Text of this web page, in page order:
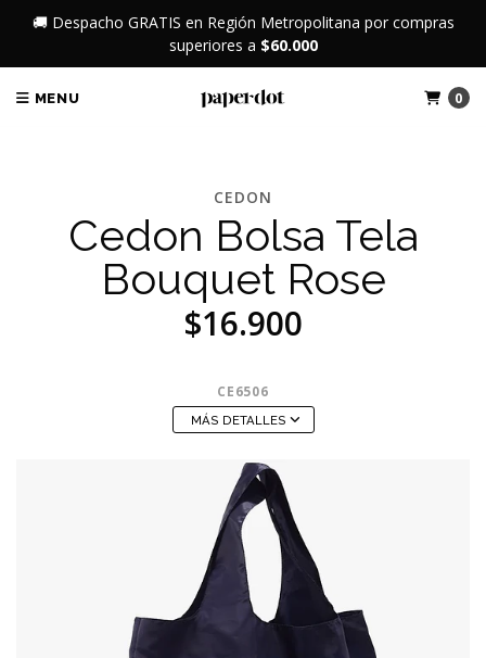
🚚 Despacho GRATIS en Región Metropolitana por compras
superiores a $60.000
MENU 0
CEDON
Cedon Bolsa Tela
Bouquet Rose
$16.900
CE6506
MÁS DETALLES